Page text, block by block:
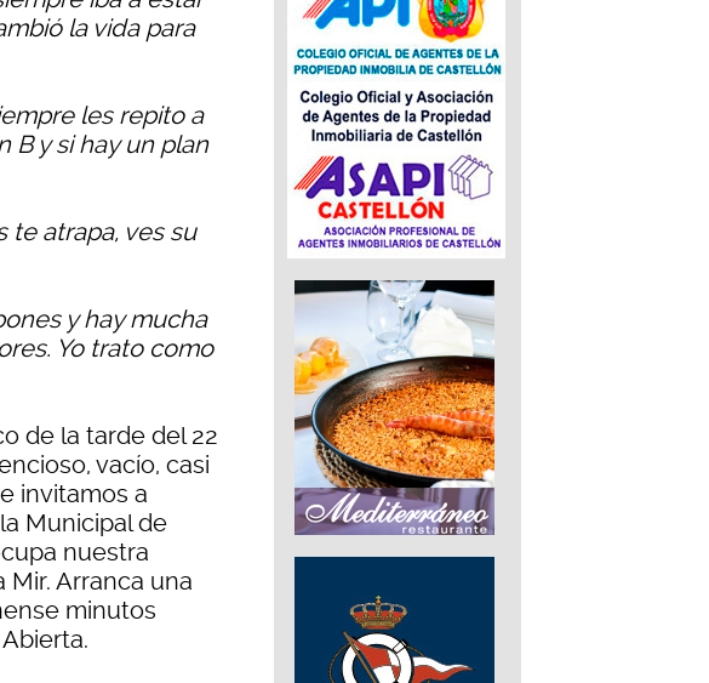
la vida para
les repito a
B y si hay un plan
te atrapa, ves su
y hay mucha
Yo trato como
de la tarde del 22
vacío, casi
invitamos a
Municipal de
nuestra
Arranca una
minutos